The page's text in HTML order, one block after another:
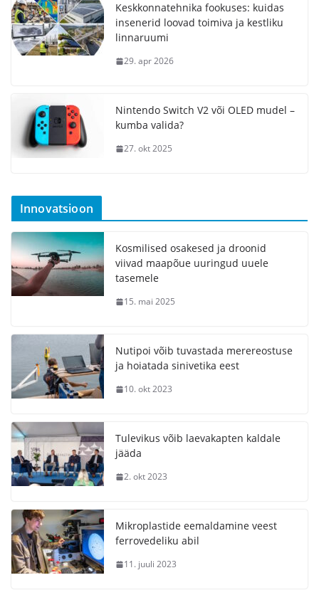
Keskkonnatehnika fookuses: kuidas
insenerid loovad toimiva ja kestliku
linnaruumi
29. apr 2026
Nintendo Switch V2 või OLED mudel –
kumba valida?
27. okt 2025
Innovatsioon
Kosmilised osakesed ja droonid
viivad maapõue uuringud uuele
tasemele
15. mai 2025
Nutipoi võib tuvastada merereostuse
ja hoiatada sinivetika eest
10. okt 2023
Tulevikus võib laevakapten kaldale
jääda
2. okt 2023
Mikroplastide eemaldamine veest
ferrovedeliku abil
11. juuli 2023